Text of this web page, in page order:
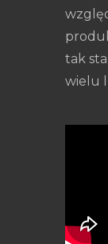
tak
wielu